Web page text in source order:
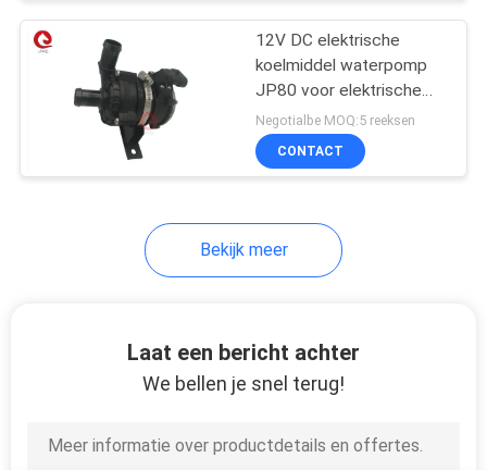
12V DC elektrische
koelmiddel waterpomp
JP80 voor elektrische
voertuigen
Negotialbe MOQ:5 reeksen
CONTACT
Bekijk meer
Laat een bericht achter
We bellen je snel terug!